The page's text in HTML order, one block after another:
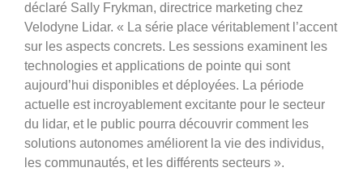
déclaré Sally Frykman, directrice marketing chez
Velodyne Lidar. « La série place véritablement l’accent
sur les aspects concrets. Les sessions examinent les
technologies et applications de pointe qui sont
aujourd’hui disponibles et déployées. La période
actuelle est incroyablement excitante pour le secteur
du lidar, et le public pourra découvrir comment les
solutions autonomes améliorent la vie des individus,
les communautés, et les différents secteurs ».